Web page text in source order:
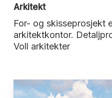
Arkitekt
For- og skisseprosjekt
arkitektkontor.
Voll arkitekter